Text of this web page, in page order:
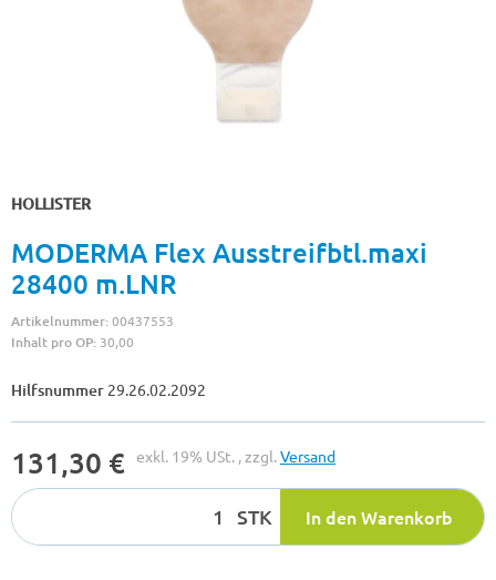
HOLLISTER
MODERMA Flex Ausstreifbtl.maxi
28400 m.LNR
Artikelnummer:00437553
Inhalt pro OP: 30,00
Hilfsnummer 29.26.02.2092
131,30 € exkl. 19% USt. , zzgl.Versand
STK In den Warenkorb